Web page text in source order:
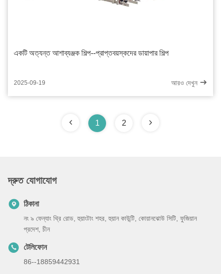
একটি অত্যন্ত আশাব্যঞ্জক শিল্প--প্রাপ্তবয়স্কদের ডায়াপার শিল্প
2025-09-19 আরও দেখুন
1 2
দ্রুত যোগাযোগ
ঠিকানা
নং ৯ ফেন্যাং থ্রি রোড, হুয়াংটাং শহর, হুয়ান কাউন্টি, কোয়ানঝোউ সিটি, ফুজিয়ান
প্রদেশ, চীন
টেলিফোন
86--18859442931